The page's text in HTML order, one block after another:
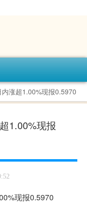
涨超1.00%现报0.5970
1.00%现报